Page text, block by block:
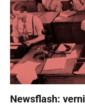
Newsflash: